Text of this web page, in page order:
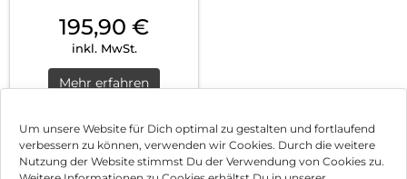
Um unsere Website für Dich optimal zu gestalten und fortlaufend
verbessern zu können, verwenden wir Cookies. Durch die weitere
Nutzung der Website stimmst Du der Verwendung von Cookies zu.
195,90 €
inkl. MwSt.
Mehr erfahren